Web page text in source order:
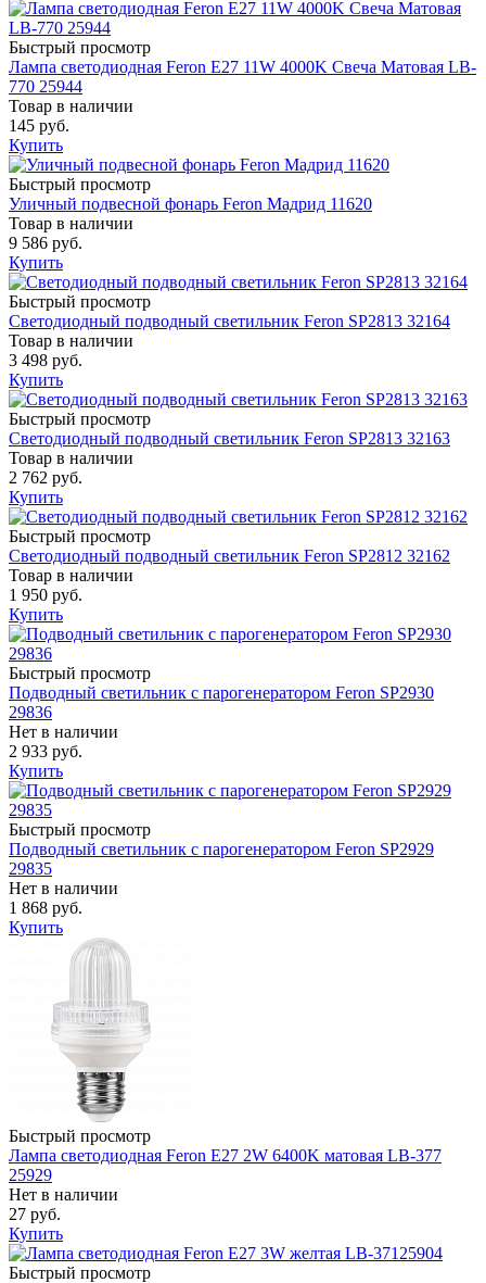
Быстрый просмотр
Лампа светодиодная Feron E27 11W 4000K Свеча Матовая LB-
770 25944
Товар в наличии
145 руб.
Купить
Быстрый просмотр
Уличный подвесной фонарь Feron Мадрид 11620
Товар в наличии
9 586 руб.
Купить
Быстрый просмотр
Светодиодный подводный светильник Feron SP2813 32164
Товар в наличии
3 498 руб.
Купить
Быстрый просмотр
Светодиодный подводный светильник Feron SP2813 32163
Товар в наличии
2 762 руб.
Купить
Быстрый просмотр
Светодиодный подводный светильник Feron SP2812 32162
Товар в наличии
1 950 руб.
Купить
Быстрый просмотр
Подводный светильник с парогенератором Feron SP2930
29836
Нет в наличии
2 933 руб.
Купить
Быстрый просмотр
Подводный светильник с парогенератором Feron SP2929
29835
Нет в наличии
1 868 руб.
Купить
Быстрый просмотр
Лампа светодиодная Feron E27 2W 6400K матовая LB-377
25929
Нет в наличии
27 руб.
Купить
Быстрый просмотр